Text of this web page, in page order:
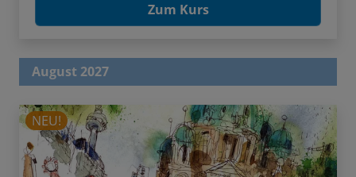
Zum Kurs
August 2027
NEU!